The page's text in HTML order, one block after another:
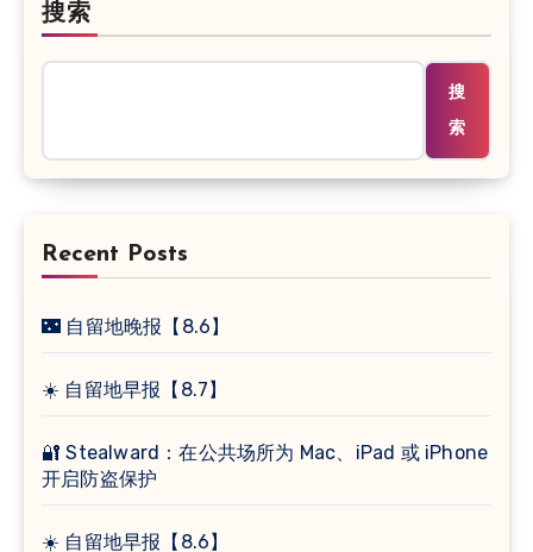
搜索
搜
索
Recent Posts
🌃 自留地晚报【8.6】
☀️ 自留地早报【8.7】
🔐 Stealward：在公共场所为 Mac、iPad 或 iPhone
开启防盗保护
☀️ 自留地早报【8.6】